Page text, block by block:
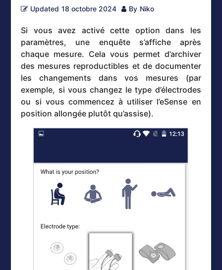
Updated 18 octobre 2024 By Niko
Si vous avez activé cette option dans les
paramètres, une enquête s’affiche après
chaque mesure. Cela vous permet d’archiver
des mesures reproductibles et de documenter
les changements dans vos mesures (par
exemple, si vous changez le type d’électrodes
ou si vous commencez à utiliser l’eSense en
position allongée plutôt qu’assise).